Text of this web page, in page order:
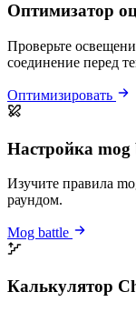
Оптимизатор
Проверьте
соединение перед
Оптимизировать
Настройка mog
Изучите правила
раундом.
Mog battle
Калькулятор